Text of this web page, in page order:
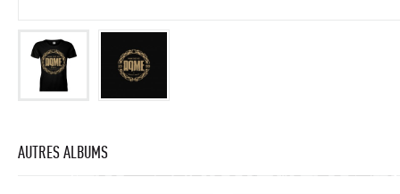
AUTRES ALBUMS